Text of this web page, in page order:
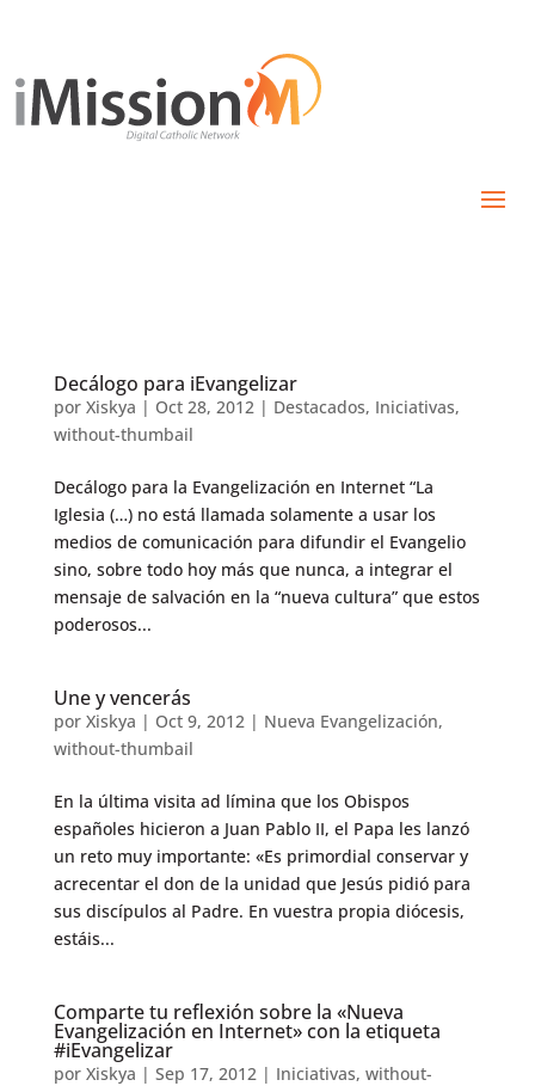
Decálogo para iEvangelizar
por Xiskya | Oct 28, 2012| Destacados, Iniciativas,
without-thumbail
Decálogo para la Evangelización en Internet “La
Iglesia (…) no está llamada solamente a usar los
medios de comunicación para difundir el Evangelio
sino, sobre todo hoy más que nunca, a integrar el
mensaje de salvación en la “nueva cultura” que estos
poderosos...
Une y vencerás
por Xiskya | Oct 9, 2012| Nueva Evangelización,
without-thumbail
En la última visita ad límina que los Obispos
españoles hicieron a Juan Pablo II, el Papa les lanzó
un reto muy importante: «Es primordial conservar y
acrecentar el don de la unidad que Jesús pidió para
sus discípulos al Padre. En vuestra propia diócesis,
estáis...
Comparte tu reflexión sobre la «Nueva
Evangelización en Internet» con la etiqueta
#iEvangelizar
por Xiskya | Sep 17, 2012| Iniciativas, without-